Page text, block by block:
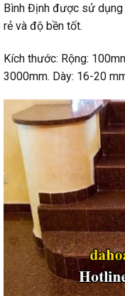
Bình Định được sử dụng
rẻ và độ bền tốt.
Kích thước: Rộng:
3000mm. Dày: 16-20